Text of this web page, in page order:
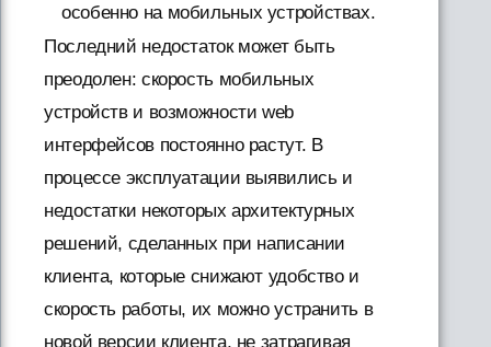
особенно на мобильных устройствах.
Последний недостаток может быть
преодолен: скорость мобильных
устройств и возможности web
интерфейсов постоянно растут. В
процессе эксплуатации выявились и
недостатки некоторых архитектурных
решений, сделанных при написании
клиента, которые снижают удобство и
скорость работы, их можно устранить в
новой версии клиента, не затрагивая